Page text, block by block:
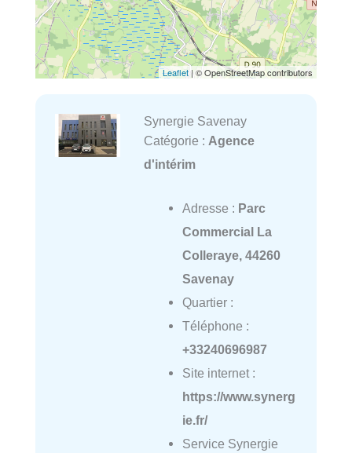
Leaflet | © OpenStreetMap contributors
Synergie Savenay
Catégorie : Agence
d'intérim
Adresse : Parc
Commercial La
Colleraye, 44260
Savenay
Quartier :
Téléphone :
+33240696987
Site internet :
https://www.synerg
ie.fr/
Service Synergie